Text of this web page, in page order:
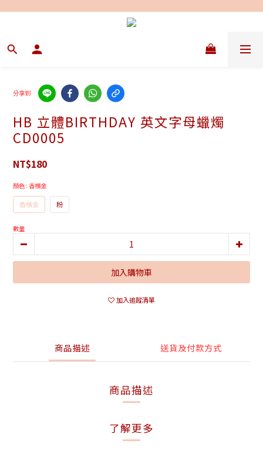
分享到
HB 立體BIRTHDAY 英文字母蠟燭
CD0005
NT$180
顏色 : 香檳金
香檳金 粉
數量
加入購物車
加入追蹤清單
商品描述 送貨及付款方式
商品描述
了解更多